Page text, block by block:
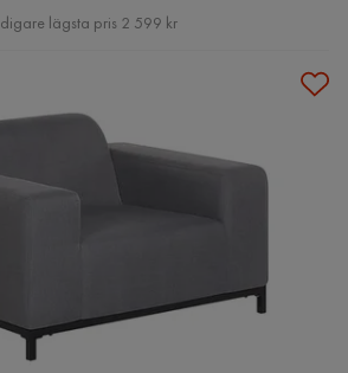
Pris
lägsta pris 2 599 kr